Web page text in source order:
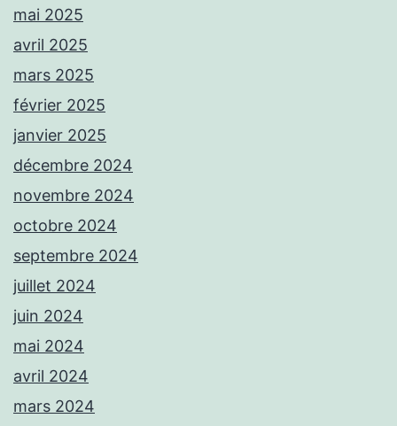
mai 2025
avril 2025
mars 2025
février 2025
janvier 2025
décembre 2024
novembre 2024
octobre 2024
septembre 2024
juillet 2024
juin 2024
mai 2024
avril 2024
mars 2024